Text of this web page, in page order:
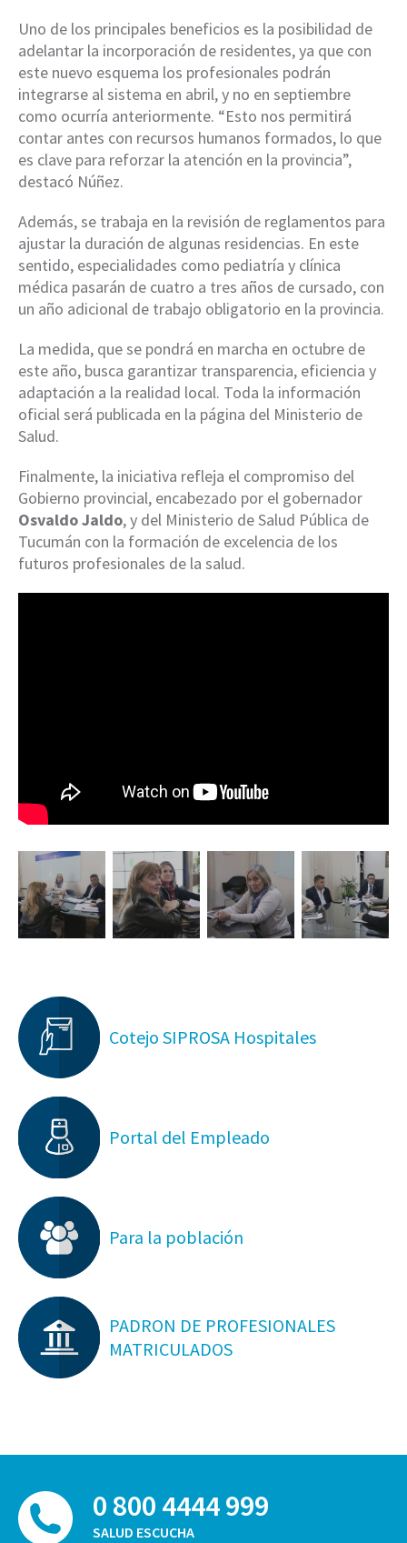
Uno de los principales beneficios es la posibilidad de
adelantar la incorporación de residentes, ya que con
este nuevo esquema los profesionales podrán
integrarse al sistema en abril, y no en septiembre
como ocurría anteriormente. “Esto nos permitirá
contar antes con recursos humanos formados, lo que
es clave para reforzar la atención en la provincia”,
destacó Núñez.
Además, se trabaja en la revisión de reglamentos para
ajustar la duración de algunas residencias. En este
sentido, especialidades como pediatría y clínica
médica pasarán de cuatro a tres años de cursado, con
un año adicional de trabajo obligatorio en la provincia.
La medida, que se pondrá en marcha en octubre de
este año, busca garantizar transparencia, eficiencia y
adaptación a la realidad local. Toda la información
oficial será publicada en la página del Ministerio de
Salud.
Finalmente, la iniciativa refleja el compromiso del
Gobierno provincial, encabezado por el gobernador
Osvaldo Jaldo, y del Ministerio de Salud Pública de
Tucumán con la formación de excelencia de los
futuros profesionales de la salud.
Cotejo SIPROSA Hospitales
Portal del Empleado
Para la población
PADRON DE PROFESIONALES
MATRICULADOS
0 800 4444 999
SALUD ESCUCHA